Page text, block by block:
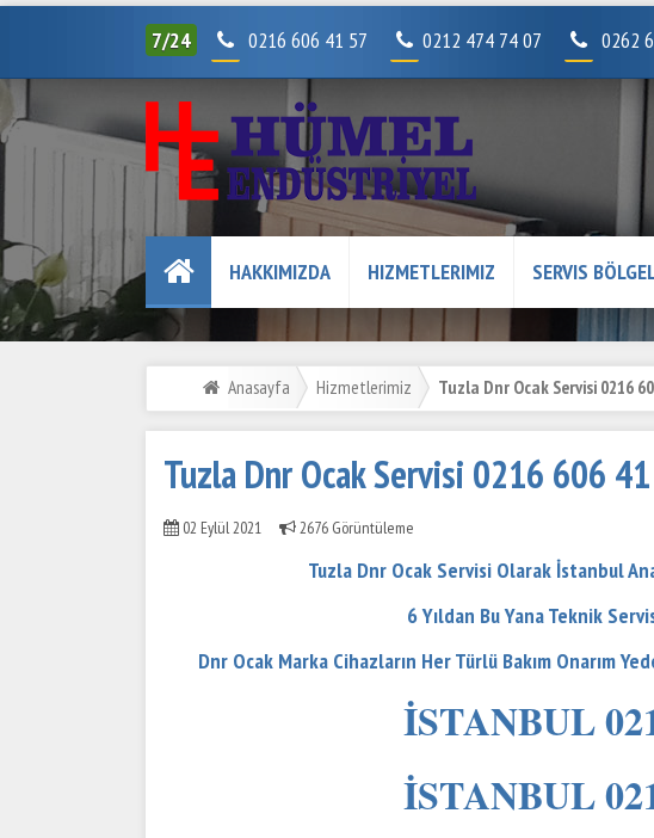
7/24 0216 606 41 57 0212 474 74 07 0262
HAKKIMIZDA HIZMETLERIMIZ SERVIS
Anasayfa Hizmetlerimiz Tuzla Dnr Ocak Servisi 0216
Tuzla Dnr Ocak Servisi 0216 606
02 Eylül 2021 2676 Görüntüleme
Tuzla Dnr Ocak Servisi Olarak İstanbul
6 Yıldan Bu Yana Teknik
Dnr Ocak Marka Cihazların Her Türlü Bakım Onarım
İSTANBUL
İSTANBUL